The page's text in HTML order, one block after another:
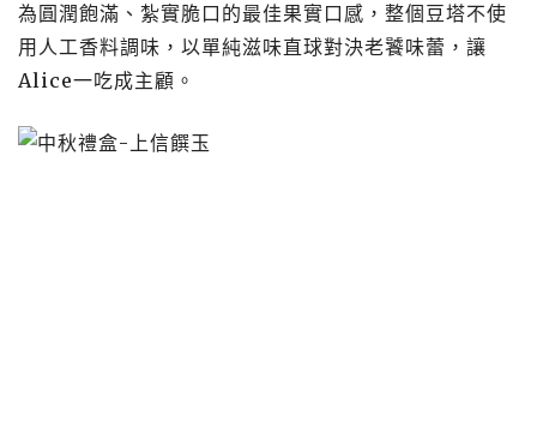
為圓潤飽滿、紮實脆口的最佳果實口感，整個豆塔不使
用人工香料調味，以單純滋味直球對決老饕味蕾，讓
Alice一吃成主顧。